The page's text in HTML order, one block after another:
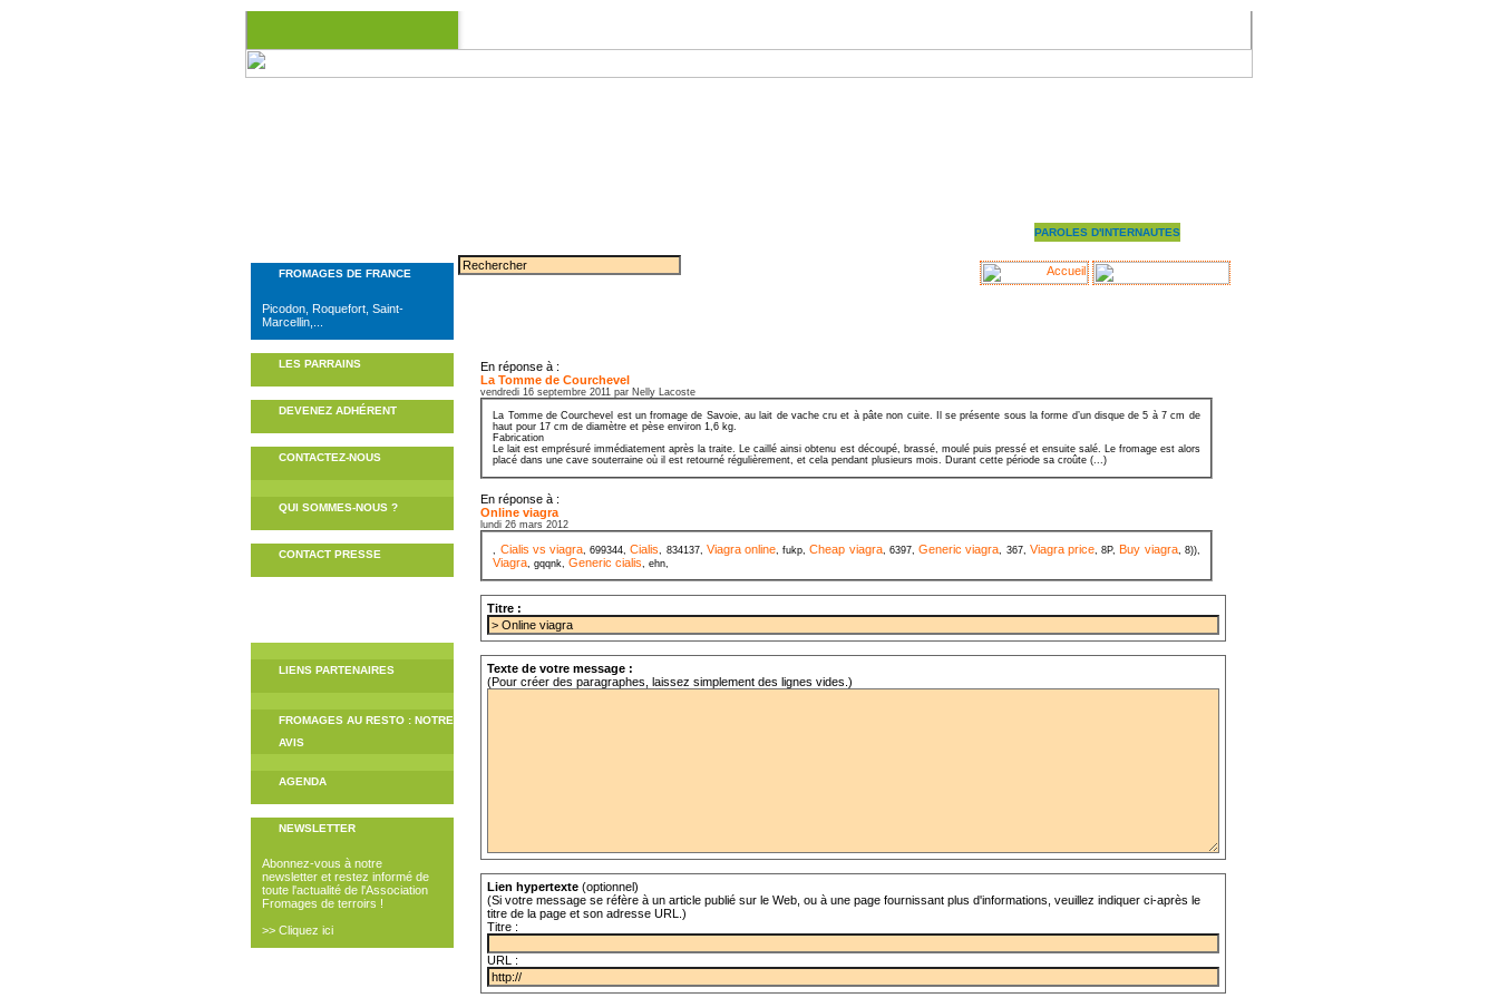
PAROLES D'INTERNAUTES
FROMAGES DE FRANCE
Picodon, Roquefort, Saint-
Marcellin,...
LES PARRAINS
DEVENEZ ADHÉRENT
CONTACTEZ-NOUS
QUI SOMMES-NOUS ?
CONTACT PRESSE
LIENS PARTENAIRES
FROMAGES AU RESTO : NOTRE
AVIS
AGENDA
NEWSLETTER
Abonnez-vous à notre
newsletter et restez informé de
toute l'actualité de l'Association
Fromages de terroirs !
>> Cliquez ici
En réponse à :
La Tomme de Courchevel
vendredi 16 septembre 2011 par Nelly Lacoste
La Tomme de Courchevel est un fromage de Savoie, au lait de vache cru et à pâte non cuite. Il se présente sous la forme d’un disque de 5 à 7 cm de
haut pour 17 cm de diamètre et pèse environ 1,6 kg.
Fabrication
Le lait est emprésuré immédiatement après la traite. Le caillé ainsi obtenu est découpé, brassé, moulé puis pressé et ensuite salé. Le fromage est alors
placé dans une cave souterraine où il est retourné régulièrement, et cela pendant plusieurs mois. Durant cette période sa croûte (...)
En réponse à :
Online viagra
lundi 26 mars 2012
, Cialis vs viagra, 699344,Cialis, 834137, Viagra online, fukp,Cheap viagra, 6397,Generic viagra, 367, Viagra price, 8P, Buy viagra, 8)),
Viagra, gqqnk,Generic cialis, ehn,
Titre :
Texte de votre message :
(Pour créer des paragraphes, laissez simplement des lignes vides.)
Lien hypertexte (optionnel)
(Si votre message se réfère à un article publié sur le Web, ou à une page fournissant plus d'informations, veuillez indiquer ci-après le
titre de la page et son adresse URL.)
Titre :
URL :